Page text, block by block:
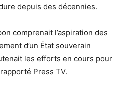
depuis des décennies.
comprenait l’aspiration des
d’un État souverain
les efforts en cours pour
Press TV.